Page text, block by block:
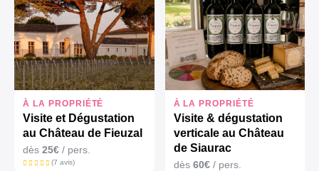
À LA PROPRIÉTÉ
Visite et Dégustation
au Château de Fieuzal
dès 25€ / pers.
(7 avis)
À LA PROPRIÉTÉ
Visite & dégustation
verticale au Château
de Siaurac
dès 60€/ pers.